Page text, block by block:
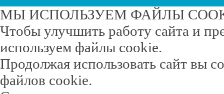
МЫ ИСПОЛЬЗУЕМ ФАЙЛЫ
Чтобы улучшить работу сайта и
используем файлы cookie.
Продолжая использовать сайт вы
файлов cookie.